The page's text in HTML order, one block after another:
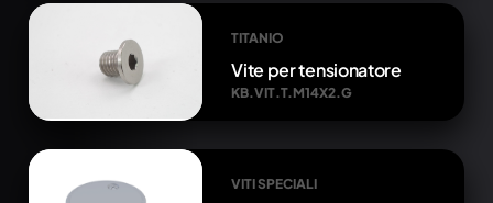
TITANIO
Vite per tensionatore
KB.VIT.T.M14X2.G
VITI SPECIALI